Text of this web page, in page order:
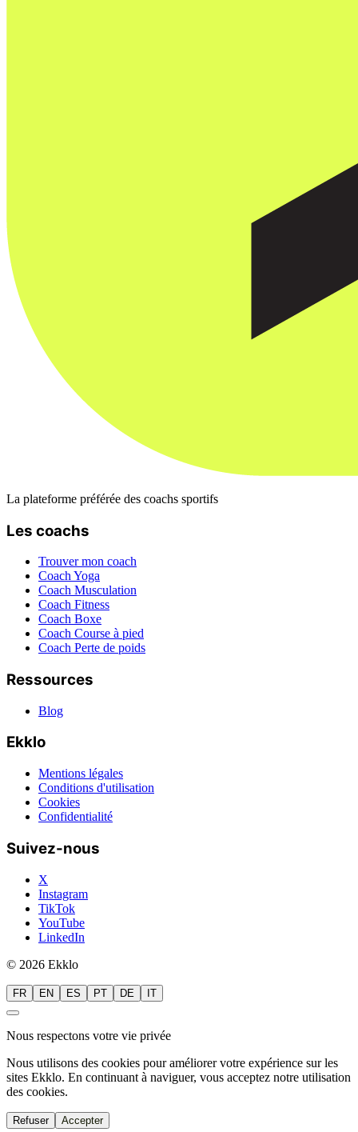
La plateforme préférée des coachs sportifs
Les coachs
Trouver mon coach
Coach Yoga
Coach Musculation
Coach Fitness
Coach Boxe
Coach Course à pied
Coach Perte de poids
Ressources
Blog
Ekklo
Mentions légales
Conditions d'utilisation
Cookies
Confidentialité
Suivez-nous
X
Instagram
TikTok
YouTube
LinkedIn
© 2026 Ekklo
FR EN ES PT DE IT
Nous respectons votre vie privée
Nous utilisons des cookies pour améliorer votre expérience sur les
sites Ekklo. En continuant à naviguer, vous acceptez notre utilisation
des cookies.
Refuser Accepter